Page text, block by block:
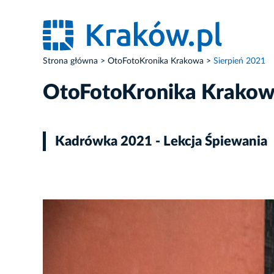
Strona główna OtoFotoKronika Krakowa Sierpień 2021
OtoFotoKronika
Kadrówka 2021 - Lekcja Śpiewania